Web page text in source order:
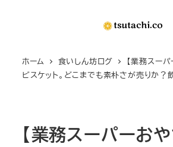
ホーム 食いしん坊ログ
【業務スー
ビスケット。どこまでも素朴さが売りか？
【業務スーパーおや